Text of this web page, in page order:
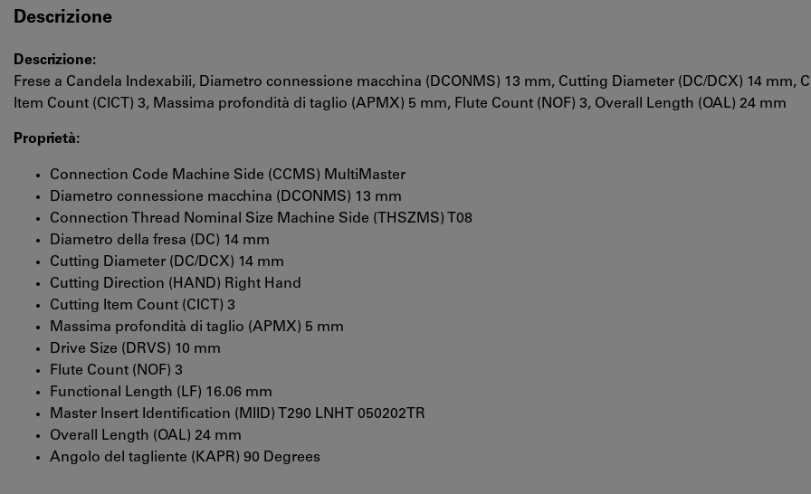
Descrizione
Descrizione:
Frese a Candela Indexabili, Diametro connessione macchina (DCONMS) 13 mm, Cutting Diameter (DC/DCX) 14 mm,
Item Count (CICT) 3, Massima profondità di taglio (APMX) 5 mm, Flute Count (NOF) 3, Overall Length (OAL) 24 mm
Proprietà:
Connection Code Machine Side (CCMS) MultiMaster
Diametro connessione macchina (DCONMS) 13 mm
Connection Thread Nominal Size Machine Side (THSZMS) T08
Diametro della fresa (DC) 14 mm
Cutting Diameter (DC/DCX) 14 mm
Cutting Direction (HAND) Right Hand
Cutting Item Count (CICT) 3
Massima profondità di taglio (APMX) 5 mm
Drive Size (DRVS) 10 mm
Flute Count (NOF) 3
Functional Length (LF) 16.06 mm
Master Insert Identification (MIID) T290 LNHT 050202TR
Overall Length (OAL) 24 mm
Angolo del tagliente (KAPR) 90 Degrees